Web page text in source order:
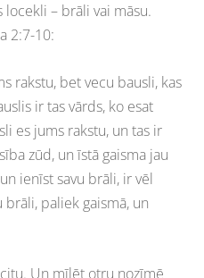
– brāli vai māsu.
2:7-10:
rakstu, bet vecu bausli, kas
ir tas vārds, ko esat
es jums rakstu, un tas ir
zūd, un īstā gaisma jau
ienīst savu brāli, ir vēl
brāli, paliek gaismā, un
Un mīlēt otru nozīmē